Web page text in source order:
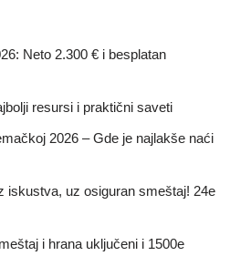
Neto 2.300 € i besplatan
resursi i praktični saveti
2026 – Gde je najlakše naći
iskustva, uz osiguran smeštaj! 24e
i hrana uključeni i 1500e